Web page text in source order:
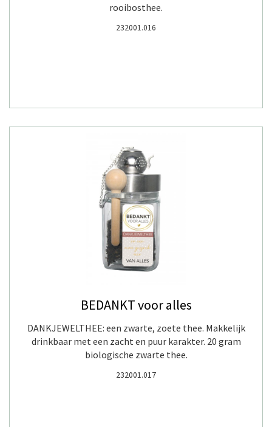
rooibosthee.
232001.016
BEDANKT voor alles
DANKJEWELTHEE: een zwarte, zoete thee. Makkelijk
drinkbaar met een zacht en puur karakter. 20 gram
biologische zwarte thee.
232001.017